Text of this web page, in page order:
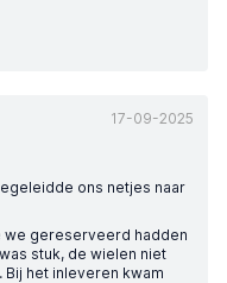
17-09-2025
ons netjes naar
we gereserveerd hadden
stuk, de wielen niet
het inleveren kwam